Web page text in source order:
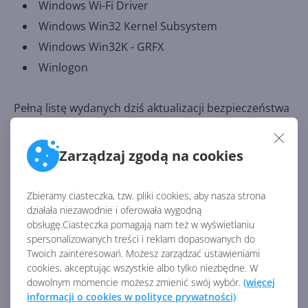
Zarządzaj zgodą na cookies
Zbieramy ciasteczka, tzw. pliki cookies, aby nasza strona
działała niezawodnie i oferowała wygodną
obsługę.Ciasteczka pomagają nam też w wyświetlaniu
spersonalizowanych treści i reklam dopasowanych do
Twoich zainteresowań. Możesz zarządzać ustawieniami
cookies, akceptując wszystkie albo tylko niezbędne. W
dowolnym momencie możesz zmienić swój wybór. (więcej
informacji o cookies w polityce prywatności)
Windows Wi-Fi Driver
Windows Win32 Kernel Subsystem
Windows Win32K - GRFX
Winlogon
Pełną listę wydanych dziś aktualizacji bezpieczeństwa
Update Guide
. Jeśli zaś chodzi o znane problemy, to
nie odnotowano żadnych.
Pozostałe aktualizacje w Patch Tuesday
Windows 11otrzymał dziś też aktualizację w swojej
starszej wersji 21H2:KB5039213 (OS Build
22000.3019).Z kolei o aktualizacjach Windows 10
pisaliśmy w poprzednim artykule.
CentrumXP - więcej niż licencje